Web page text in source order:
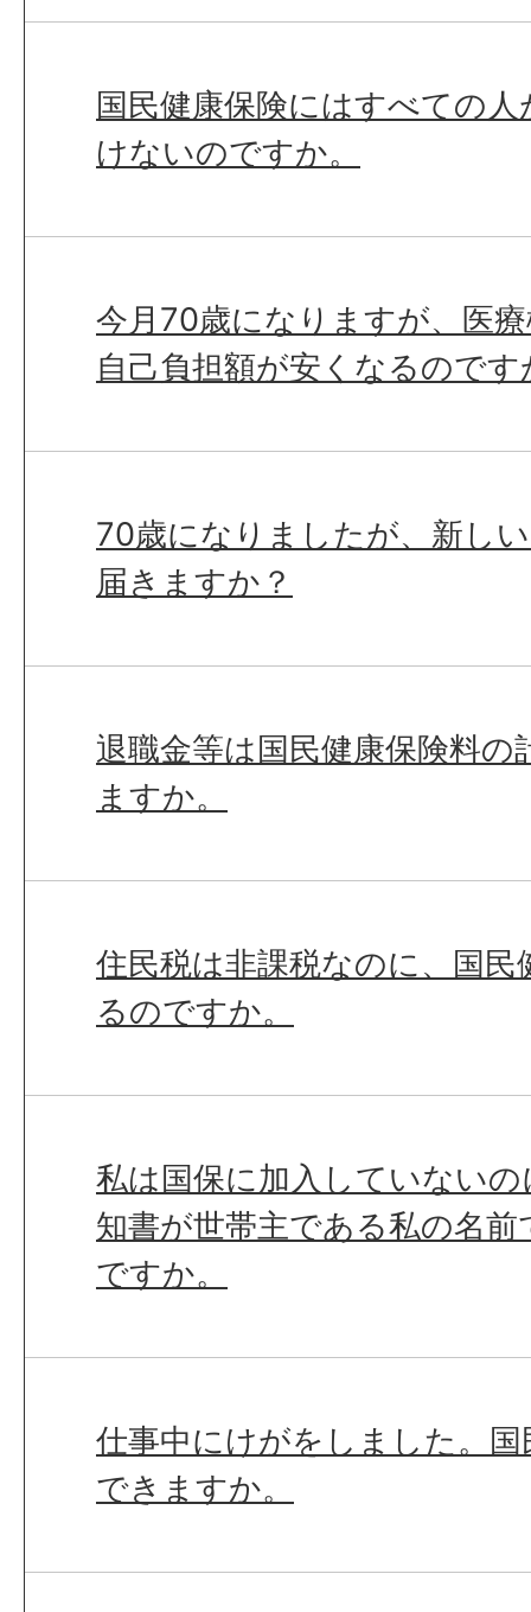
国民健康保険にはすべての
けないのですか。
今月70歳になりますが、医
自己負担額が安くなるのです
70歳になりましたが、新し
届きますか？
退職金等は国民健康保険料の
ますか。
住民税は非課税なのに、国民
るのですか。
私は国保に加入していない
知書が世帯主である私の名
ですか。
仕事中にけがをしました。
できますか。